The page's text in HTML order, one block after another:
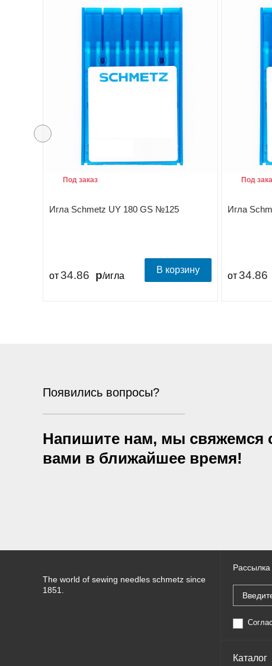
Игла Schmetz UY 180 GS №125
Под заказ
от34.86 /игла
В корзину
Игла
Под
от34.86
Появились вопросы?
Напишите нам, мы свяжемся
вами в ближайшее время!
The world of sewing needles schmetz since
1851.
Рассылка
Каталог